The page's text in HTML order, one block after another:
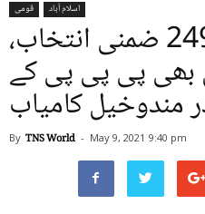
قومی اسلام آباد
کراچی این اے 249 ضمنی انتخاب،
بھی پی پی پی کے
مندوخیل کامیاب
By TNS World - May 9, 2021 9:40 pm